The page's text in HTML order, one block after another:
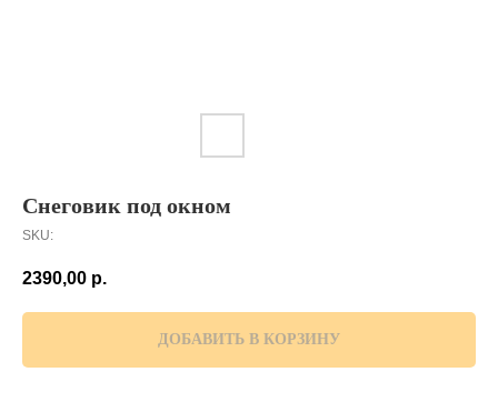
Снеговик под окном
SKU:
2390,00 р.
ДОБАВИТЬ В КОРЗИНУ